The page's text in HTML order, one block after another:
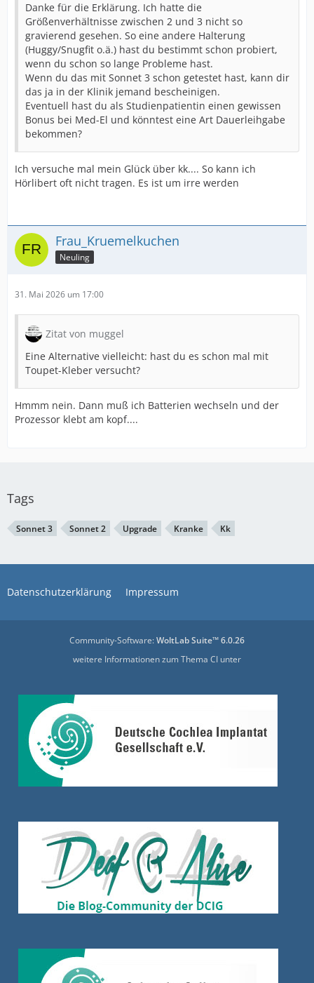
Danke für die Erklärung. Ich hatte die
Größenverhältnisse zwischen 2 und 3 nicht so
gravierend gesehen. So eine andere Halterung
(Huggy/Snugfit o.ä.) hast du bestimmt schon probiert,
wenn du schon so lange Probleme hast.
Wenn du das mit Sonnet 3 schon getestet hast, kann dir
das ja in der Klinik jemand bescheinigen.
Eventuell hast du als Studienpatientin einen gewissen
Bonus bei Med-El und könntest eine Art Dauerleihgabe
bekommen?
Ich versuche mal mein Glück über kk.... So kann ich
Hörlibert oft nicht tragen. Es ist um irre werden
Frau_Kruemelkuchen
Neuling
31. Mai 2026 um 17:00
Zitat von muggel
Eine Alternative vielleicht: hast du es schon mal mit
Toupet-Kleber versucht?
Hmmm nein. Dann muß ich Batterien wechseln und der
Prozessor klebt am kopf....
Tags
Sonnet 3 Sonnet 2 Upgrade Kranke Kk
Datenschutzerklärung Impressum
Community-Software:WoltLab Suite™ 6.0.26
weitere Informationen zum Thema CI unter